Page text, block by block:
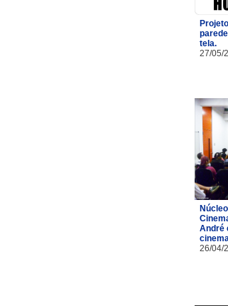
tela.
27/05/
André
26/04/